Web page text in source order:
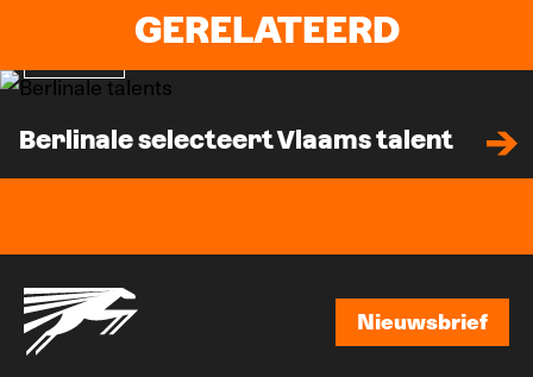
GERELATEERD
Berlinale selecteert Vlaams talent
Nieuwsbrief